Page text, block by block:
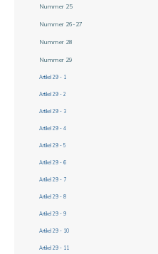
Nummer 25
Nummer 26-27
Nummer 28
Nummer 29
Artikel 29 - 1
Artikel 29 - 2
Artikel 29 - 3
Artikel 29 - 4
Artikel 29 - 5
Artikel 29 - 6
Artikel 29 - 7
Artikel 29 - 8
Artikel 29 - 9
Artikel 29 - 10
Artikel 29 - 11